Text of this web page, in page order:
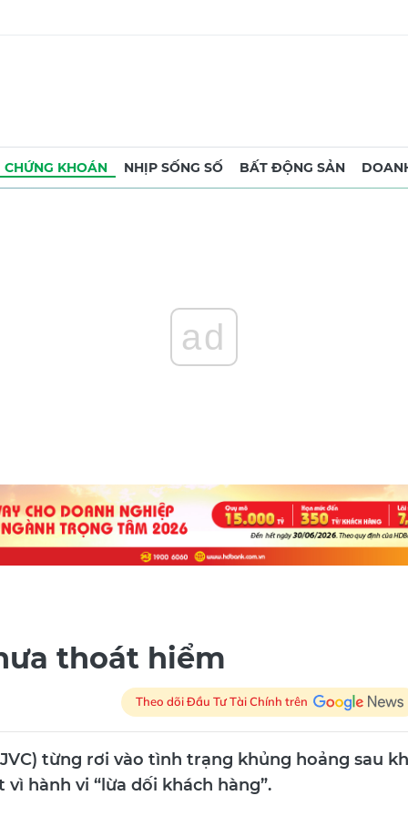
CHỨNG KHOÁN NHỊP SỐNG SỐ BẤT ĐỘNG SẢN
ad
thoát hiểm
Theo dõi Đầu Tư Tài Chính trên
từng rơi vào tình trạng khủng hoảng sau
hành vi “lừa dối khách hàng”.